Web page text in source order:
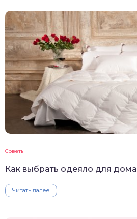
Советы
Как выбрать одеяло для дома
Читать далее